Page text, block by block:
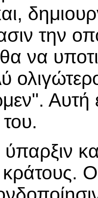
την
να
Αυτή
του.
κράτους.